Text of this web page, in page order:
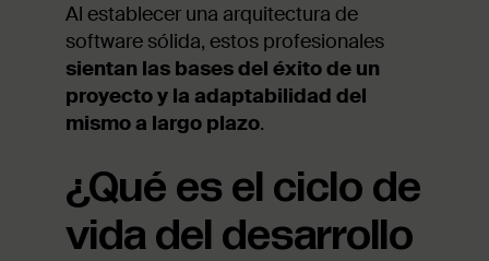
Al establecer una arquitectura de
software sólida, estos profesionales
sientan las bases del éxito de un
proyecto y la adaptabilidad del
mismo a largo plazo.
¿Qué es el ciclo de
vida del desarrollo